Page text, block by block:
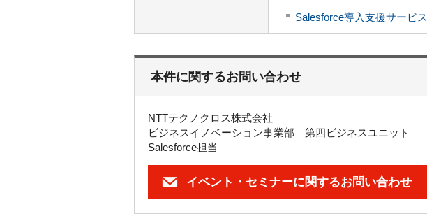
Salesforce導入支援サービス
本件に関するお問い合わせ
NTTテクノクロス株式会社
ビジネスイノベーション事業部 第四ビジネスユニット
Salesforce担当
イベント・セミナーに関するお問い合わせ